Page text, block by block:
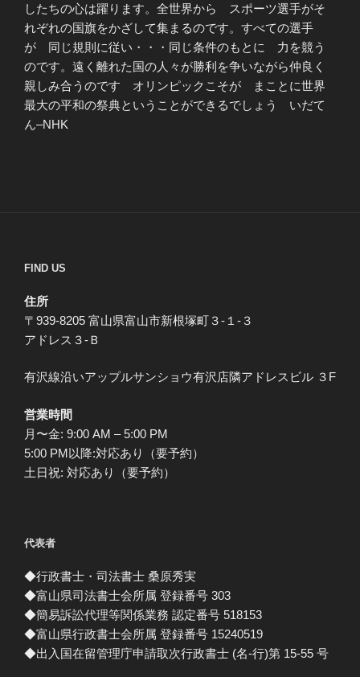
したちの心は躍ります。全世界から スポーツ選手がそ
れぞれの国旗をかざして集まるのです。すべての選手
が 同じ規則に従い・・・同じ条件のもとに 力を競う
のです。遠く離れた国の人々が勝利を争いながら仲良く
親しみ合うのです オリンピックこそが まことに世界
最大の平和の祭典ということができるでしょう いだて
ん–NHK
FIND US
住所
〒939-8205 富山県富山市新根塚町３-１-３
アドレス３-Ｂ
有沢線沿いアップルサンショウ有沢店隣アドレスビル ３F
営業時間
月〜金: 9:00 AM – 5:00 PM
5:00 PM以降:対応あり（要予約）
土日祝: 対応あり（要予約）
代表者
◆行政書士・司法書士 桑原秀実
◆富山県司法書士会所属 登録番号 303
◆簡易訴訟代理等関係業務 認定番号 518153
◆富山県行政書士会所属 登録番号 15240519
◆出入国在留管理庁申請取次行政書士 (名-行)第 15-55 号